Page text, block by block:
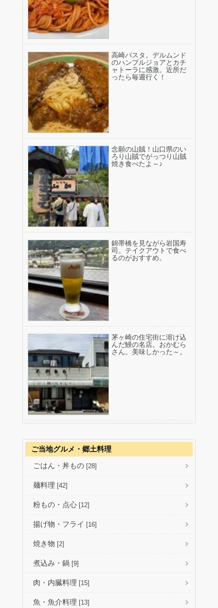
高崎パスタ。デルムンド
のハンブルジョアとカチ
ャトーラに感激。近所だ
ったら毎週行く！
念願の山賊！山口県のい
ろり山賊でがっつり山賊
焼き食べたよ～♪
錦帯橋を見ながら岩国寿
司。テイクアウトで食べ
るのがおすすめ。
茅ヶ崎の住宅街に溶け込
んだ鰻の名店。おかむら
さん。美味しかった～。
ご当地グルメ・郷土料理
ごはん・丼もの [28]
麺料理 [42]
粉もの・点心 [12]
揚げ物・フライ [16]
焼き物 [2]
煮込み・鍋 [9]
肉・内臓料理 [15]
魚・魚介料理 [13]